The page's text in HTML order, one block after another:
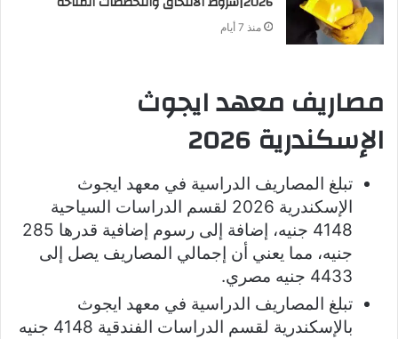
منذ 7 أيام
مصاريف معهد ايجوث
الإسكندرية 2026
تبلغ المصاريف الدراسية في معهد ايجوث
الإسكندرية 2026 لقسم الدراسات السياحية
4148 جنيه، إضافة إلى رسوم إضافية قدرها 285
جنيه، مما يعني أن إجمالي المصاريف يصل إلى
4433 جنيه مصري.
تبلغ المصاريف الدراسية في معهد ايجوث
بالإسكندرية لقسم الدراسات الفندقية 4148 جنيه